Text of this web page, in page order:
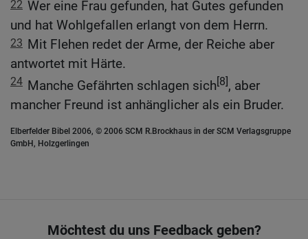
22 Wer eine Frau gefunden, hat Gutes gefunden
und hat Wohlgefallen erlangt von dem Herrn.
23 Mit Flehen redet der Arme, der Reiche aber
antwortet mit Härte.
24 Manche Gefährten schlagen sich[8], aber
mancher Freund ist anhänglicher als ein Bruder.
Elberfelder Bibel 2006, © 2006 SCM R.Brockhaus in der SCM Verlagsgruppe
GmbH, Holzgerlingen
Möchtest du uns Feedback geben?